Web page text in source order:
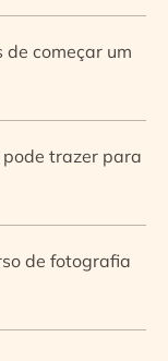
começar um
trazer para
de fotografia